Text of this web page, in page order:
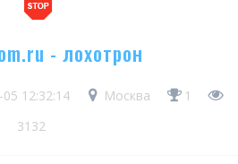
- лохотрон
12:32:14 Москва
1
3132